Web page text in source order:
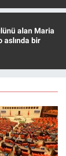
alan Maria
aslında bir